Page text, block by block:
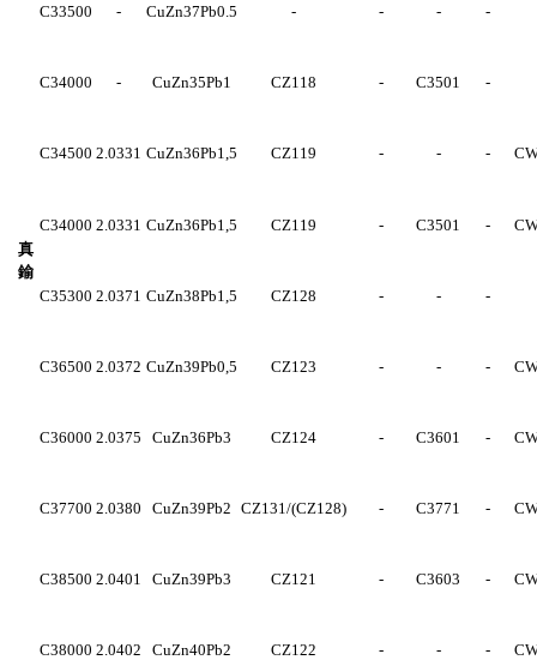
真
鍮
C33500 - CuZn37Pb0.5 - - - -
C34000 - CuZn35Pb1 CZ118 - C3501 -
C34500 2.0331 CuZn36Pb1,5 CZ119 - - -
C34000 2.0331 CuZn36Pb1,5 CZ119 - C3501 -
C35300 2.0371 CuZn38Pb1,5 CZ128 - - -
C36500 2.0372 CuZn39Pb0,5 CZ123 - - -
C36000 2.0375 CuZn36Pb3 CZ124 - C3601 -
C37700 2.0380 CuZn39Pb2 CZ131/(CZ128) - C3771 -
C38500 2.0401 CuZn39Pb3 CZ121 - C3603 -
C38000 2.0402 CuZn40Pb2 CZ122 - - -